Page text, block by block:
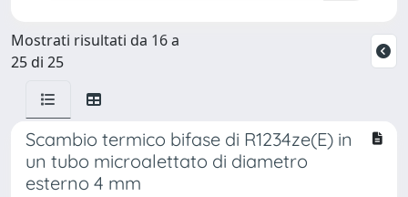
Mostrati risultati da 16 a
25 di 25
Scambio termico bifase di R1234ze(E) in
un tubo microalettato di diametro
esterno 4 mm